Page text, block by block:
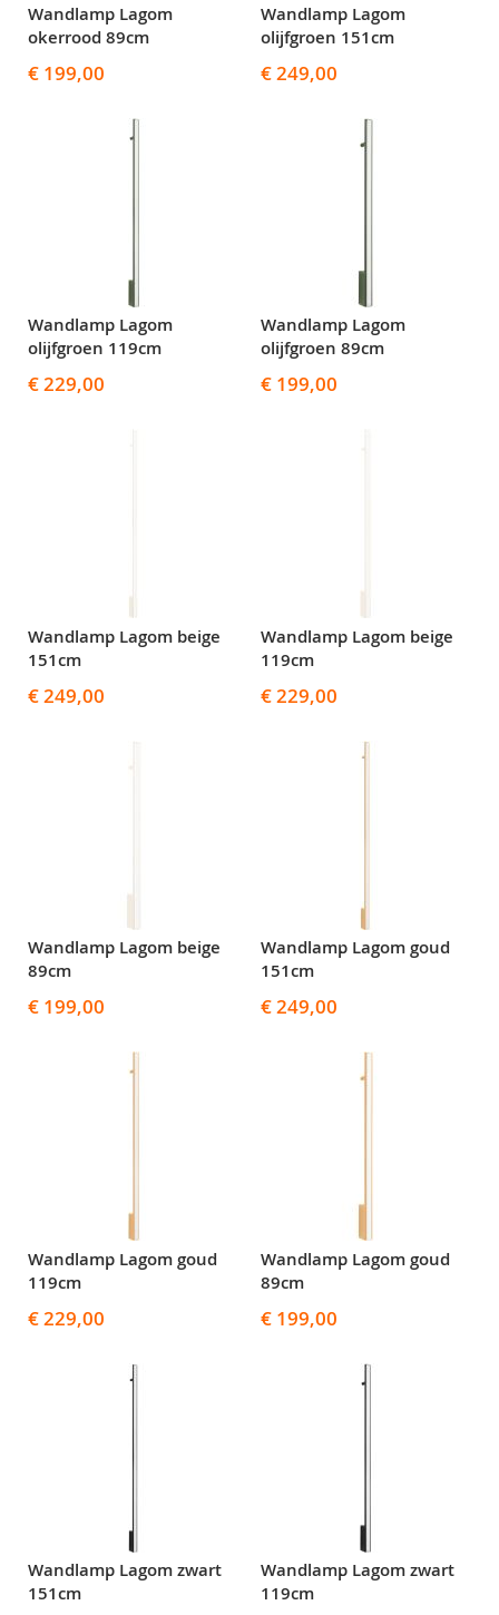
Wandlamp Lagom
okerrood 89cm
€ 199,00
Wandlamp Lagom
olijfgroen 151cm
€ 249,00
Wandlamp Lagom
olijfgroen 119cm
€ 229,00
Wandlamp Lagom
olijfgroen 89cm
€ 199,00
Wandlamp Lagom beige
151cm
€ 249,00
Wandlamp Lagom beige
119cm
€ 229,00
Wandlamp Lagom beige
89cm
€ 199,00
Wandlamp Lagom goud
151cm
€ 249,00
Wandlamp Lagom goud
119cm
€ 229,00
Wandlamp Lagom goud
89cm
€ 199,00
Wandlamp Lagom zwart
151cm
Wandlamp Lagom zwart
119cm